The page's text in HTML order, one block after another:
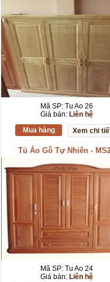
Mã SP: Tu Ao 26
Giá bán: Liên hệ
Mua hàng
Xem chi
Tủ Áo Gỗ Tự Nhiên -
Mã SP: Tu Ao 24
Giá bán: Liên hệ